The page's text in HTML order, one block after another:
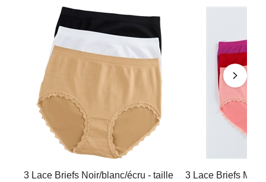
3 Lace Briefs Noir/blanc/écru - taille
3 Lace Briefs